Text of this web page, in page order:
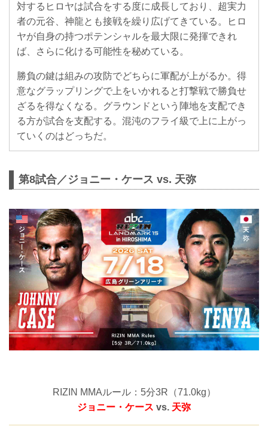
対するヒロヤは試合をする度に成長しており、超実力
者の元谷、神龍とも接戦を繰り広げてきている。ヒロ
ヤが自身の持つポテンシャルを最大限に発揮できれ
ば、さらに化ける可能性を秘めている。
勝負の鍵は組みの攻防でどちらに軍配が上がるか。得
意なグラップリングで上をいかれると打撃戦で勝負せ
ざるを得なくなる。グラウンドという陣地を支配でき
る方が試合を支配する。混沌のフライ級で上に上がっ
ていくのはどっちだ。
第8試合／ジョニー・ケース vs. 天弥
RIZIN MMAルール：5分3R（71.0kg）
ジョニー・ケース vs. 天弥